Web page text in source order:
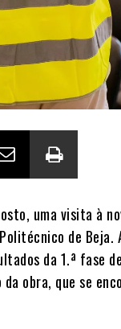
uma visita à
de Beja.
da 1.ª fase de
obra, que se